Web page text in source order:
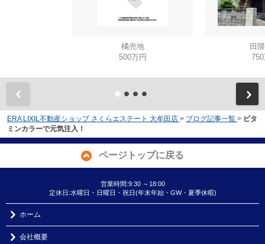
橘売地
500万円
田
ERA LIXIL不動産ショップ さくらエステート 大牟田店 > ブログ記事一覧 > ビタ
ミンカラーで元気注入！
ページトップに戻る
営業時間:9:30 ～18:00
定休日:水曜日・日曜日・祝日(年末年始・GW・夏季休暇)
ホーム
会社概要